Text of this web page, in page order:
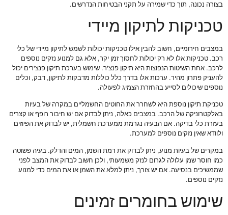
בצורה נכונה, תוך כדי שמירה על תקני הבטיחות הנדרשים.
טכניקות לתיקון מיידי
במצבים חירומיים, חשוב להבין אילו טכניקות יכולות לשמש לתיקון מיידי של כלי
רכב. טכניקות אלו לא רק יכולות לחסוך זמן יקר, אלא גם למנוע נזקים נוספים
לרכב. אחת השיטות הנפוצות היא תיקון פנצ'ר. שימוש בערכת תיקון פנצ'רים יכול
להעניק פתרון מהיר. ערכות אלו בדרך כלל כוללות מדבקות לתיקון, דבק, וכלים
נוספים שיכולים לסייע בהחזרת הצמיג לפעולה.
טכניקת תיקון נוספת היא לשחרר את החוטים החשמליים במקרה של בעיות
באלקטרוניקה של הרכב. במצבים כאלה, ניתן לבדוק אם יש חיבור רופף או קצרים
בעזרת כלי בדיקה. אם הבעיה נגרמת ממערכת חשמלית, יש לבדוק את הפיוזים
ולוודא שאין נזקים נוספים למערכת.
במקרים של בעיות מנוע, ניתן לבדוק את רמת השמן, המים והדלק. בעיה פשוטה
כמו חוסר שמן עלולה לגרום לנזק משמעותי, ולכן חשוב לבדוק את המצב לפני
שממשיכים בנסיעה. אם יש צורך, ניתן למלא את השמן או את המים כדי למנוע
נזקים נוספים.
שימוש בחומרים זמינים